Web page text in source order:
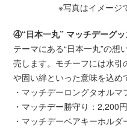
※写真はイメージ
④“日本一丸” マッチデーグ
テーマにある“日本一丸”の想
売します。モチーフには水引
や固い絆といった意味を込め
・マッチデーロングタオルマ
・マッチデー勝守り：2,200円
・マッチデーベアキーホルダ